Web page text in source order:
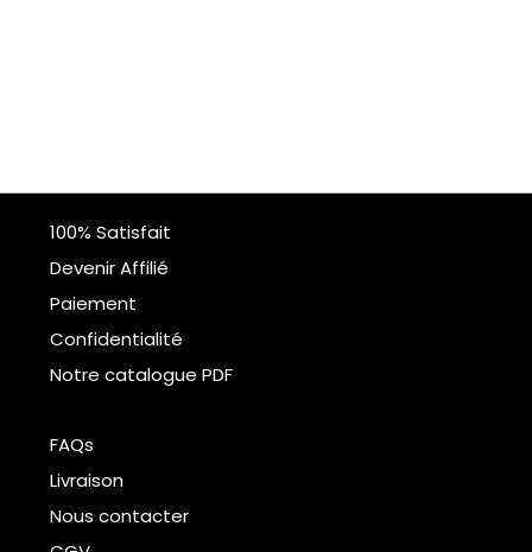
100% Satisfait
Devenir Affilié
Paiement
Confidentialité
Notre catalogue PDF
FAQs
Livraison
Nous contacter